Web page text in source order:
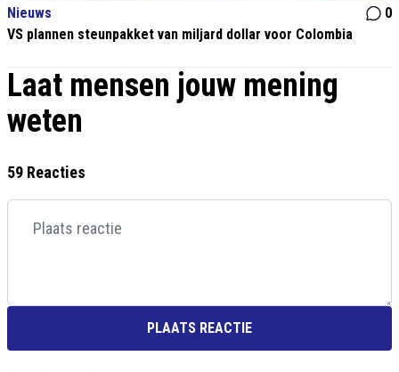
Nieuws
0
VS plannen steunpakket van miljard dollar voor Colombia
Laat mensen jouw mening
weten
59 Reacties
PLAATS REACTIE